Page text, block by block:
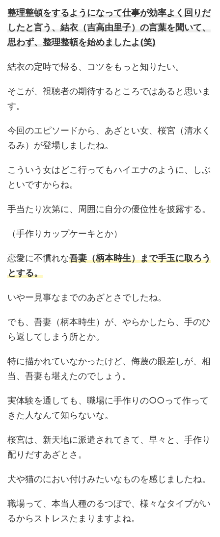
整理整頓をするようになって仕事が効率よく回りだ
したと言う、結衣（吉高由里子）の言葉を聞いて、
思わず、整理整頓を始めましたよ(笑)
結衣の定時で帰る、コツをもっと知りたい。
そこが、視聴者の期待するところではあると思いま
す。
今回のエピソードから、あざとい女、桜宮（清水く
るみ）が登場しましたね。
こういう女はどこ行ってもハイエナのように、しぶ
といですからね。
手当たり次第に、周囲に自分の優位性を披露する。
（手作りカップケーキとか）
恋愛に不慣れな吾妻（柄本時生）まで手玉に取ろう
とする。
いやー見事なまでのあざとさでしたね。
でも、吾妻（柄本時生）が、やらかしたら、手のひ
ら返してしまう所とか。
特に描かれていなかったけど、侮蔑の眼差しが、相
当、吾妻も堪えたのでしょう。
実体験を通しても、職場に手作りの○○って作って
きた人なんて知らないな。
桜宮は、新天地に派遣されてきて、早々と、手作り
配りだすあざとさ。
犬や猫のにおい付けみたいなものを感じましたね。
職場って、本当人種のるつぼで、様々なタイプがい
るからストレスたまりますよね。